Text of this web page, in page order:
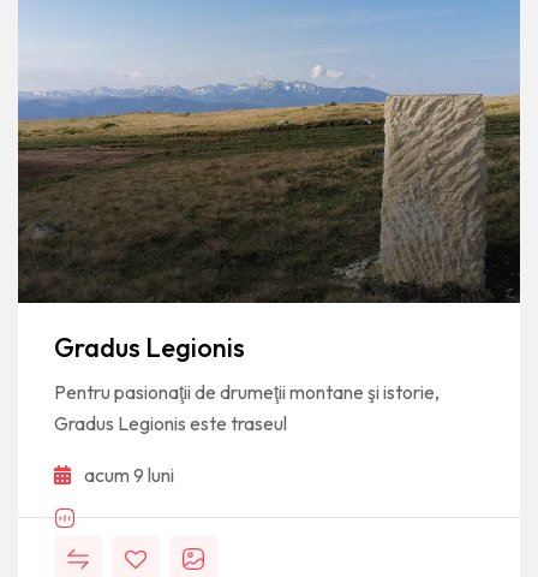
Gradus Legionis
Pentru pasionaţii de drumeţii montane şi istorie,
Gradus Legionis este traseul
acum 9 luni